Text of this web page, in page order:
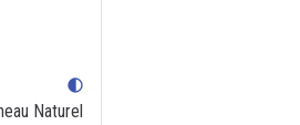
contrast
Naturel